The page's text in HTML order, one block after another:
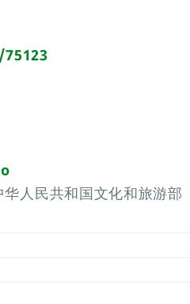
人民共和国文化和旅游部